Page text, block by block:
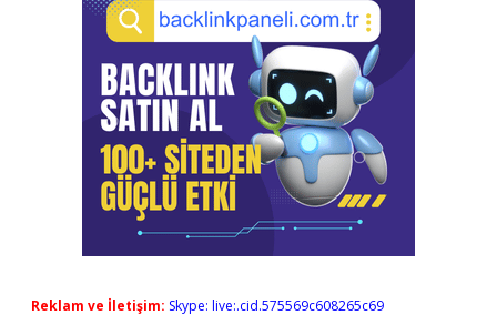
Reklam ve İletişim: Skype: live:.cid.575569c608265c69